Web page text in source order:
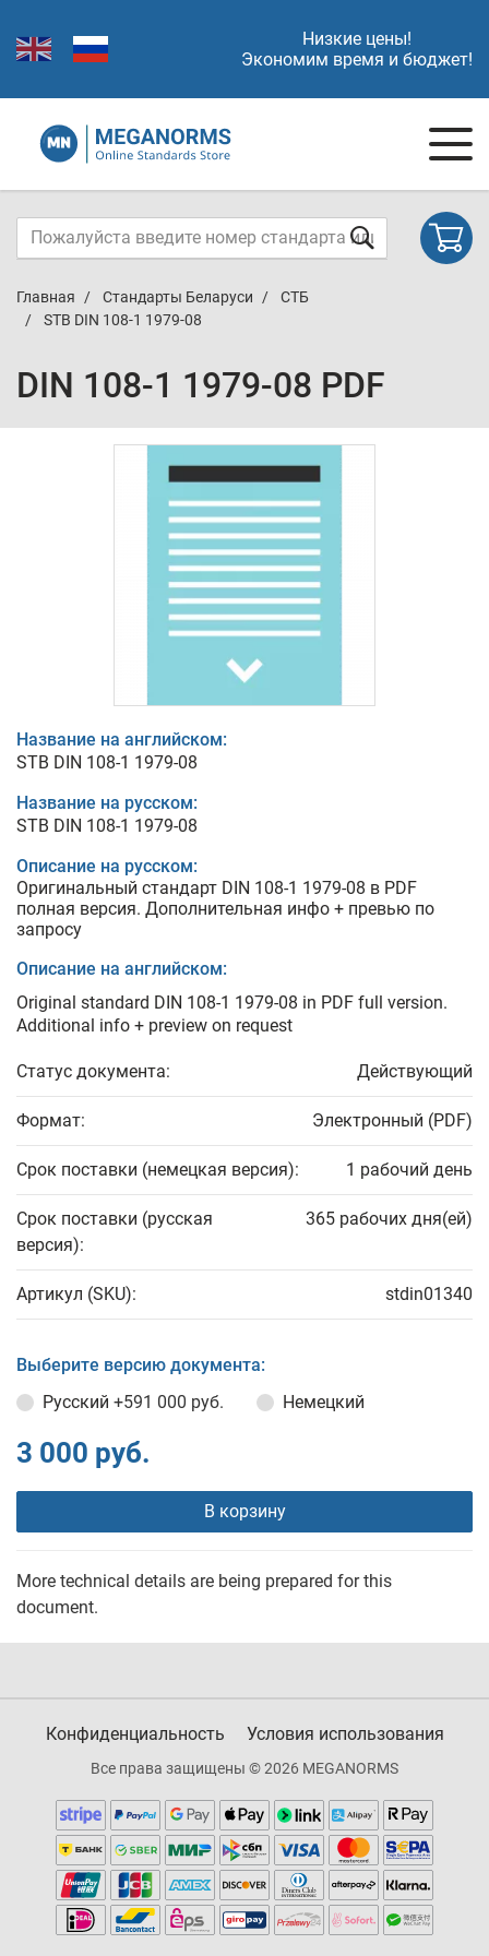
Низкие цены!
Экономим время и бюджет!
Главная Стандарты Беларуси
СТБ
STB DIN 108-1 1979-08
DIN 108-1 1979-08 PDF
Название на английском:
STB DIN 108-1 1979-08
Название на русском:
STB DIN 108-1 1979-08
Описание на русском:
Оригинальный стандарт DIN 108-1 1979-08 в PDF
полная версия. Дополнительная инфо + превью по
запросу
Описание на английском:
Original standard DIN 108-1 1979-08 in PDF full version.
Additional info + preview on request
Статус документа: Действующий
Формат: Электронный (PDF)
Срок поставки (немецкая версия): 1 рабочий день
Срок поставки (русская
версия):
365 рабочих дня(ей)
Артикул (SKU): stdin01340
Выберите версию документа:
Русский +591 000 руб. Немецкий
3 000 руб.
В корзину
More technical details are being prepared for this
document.
Конфиденциальность Условия использования
Все права защищены © 2026 MEGANORMS